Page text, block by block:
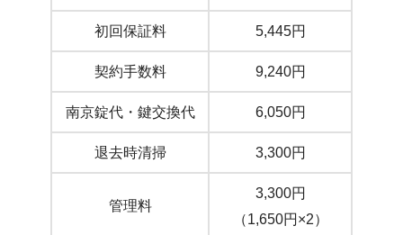
初回保証料 5,445円
契約手数料 9,240円
南京錠代・鍵交換代 6,050円
退去時清掃 3,300円
管理料
3,300円
（1,650円×2）